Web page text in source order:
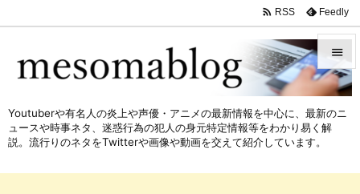



 RSS Feedly
Youtuberや有名人の炎上や声優・アニメの最新情報を中心に、最新のニ
ュースや時事ネタ、迷惑行為の犯人の身元特定情報等をわかり易く解
説。流行りのネタをTwitterや画像や動画を交えて紹介しています。